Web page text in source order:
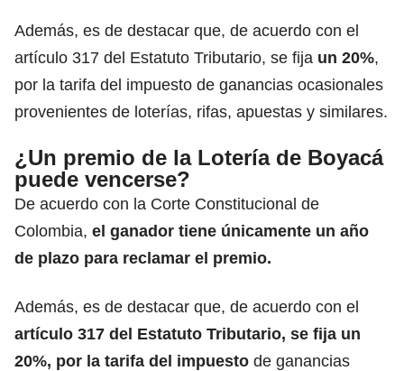
Además, es de destacar que, de acuerdo con el
artículo 317 del Estatuto Tributario, se fija un 20%,
por la tarifa del impuesto de ganancias ocasionales
provenientes de loterías, rifas, apuestas y similares.
¿Un premio de la Lotería de Boyacá
puede vencerse?
De acuerdo con la Corte Constitucional de
Colombia, el ganador tiene únicamente un año
de plazo para reclamar el premio.
Además, es de destacar que, de acuerdo con el
artículo 317 del Estatuto Tributario, se fija un
20%, por la tarifa del impuesto de ganancias